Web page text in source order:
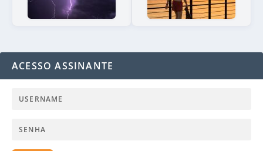
ACESSO ASSINANTE